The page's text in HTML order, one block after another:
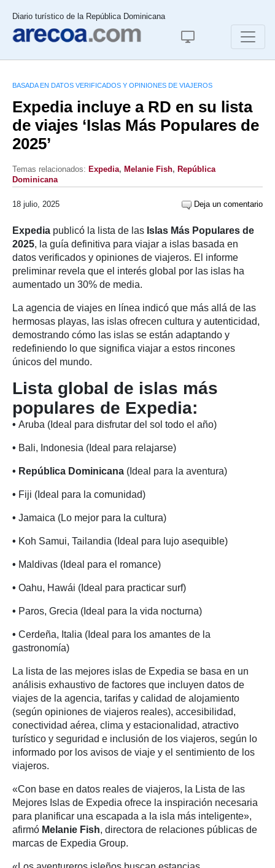
Diario turístico de la República Dominicana
BASADA EN DATOS VERIFICADOS Y OPINIONES DE VIAJEROS
Expedia incluye a RD en su lista
de viajes ‘Islas Más Populares de
2025’
Temas relacionados: Expedia, Melanie Fish, República
Dominicana
18 julio, 2025 Deja un comentario
Expedia publicó la lista de las Islas Más Populares de
2025, la guía definitiva para viajar a islas basada en
datos verificados y opiniones de viajeros. El informe
preliminar revela que el interés global por las islas ha
aumentado un 30% de media.
La agencia de viajes en línea indicó que más allá de las
hermosas playas, las islas ofrecen cultura y autenticidad,
demostrando cómo las islas se están adaptando y
redefiniendo lo que significa viajar a estos rincones
únicos del mundo.
Lista global de islas más
populares de Expedia:
• Aruba (Ideal para disfrutar del sol todo el año)
• Bali, Indonesia (Ideal para relajarse)
• República Dominicana (Ideal para la aventura)
• Fiji (Ideal para la comunidad)
• Jamaica (Lo mejor para la cultura)
• Koh Samui, Tailandia (Ideal para lujo asequible)
• Maldivas (Ideal para el romance)
• Oahu, Hawái (Ideal para practicar surf)
• Paros, Grecia (Ideal para la vida nocturna)
• Cerdeña, Italia (Ideal para los amantes de la
gastronomía)
La lista de las mejores islas de Expedia se basa en un
análisis exhaustivo de factores que incluyen datos de
viajes de la agencia, tarifas y calidad de alojamiento
(según opiniones de viajeros reales), accesibilidad,
conectividad aérea, clima y estacionalidad, atractivo
turístico y seguridad e inclusión de los viajeros, según lo
informado por los avisos de viaje y el sentimiento de los
viajeros.
«Con base en datos reales de viajeros, la Lista de las
Mejores Islas de Expedia ofrece la inspiración necesaria
para planificar una escapada a la isla más inteligente»,
afirmó Melanie Fish, directora de relaciones públicas de
marcas de Expedia Group.